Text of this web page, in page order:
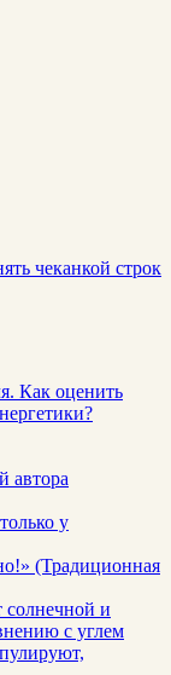
чеканкой строк
Как оценить
автора
у
(Традиционная
солнечной и
с углем